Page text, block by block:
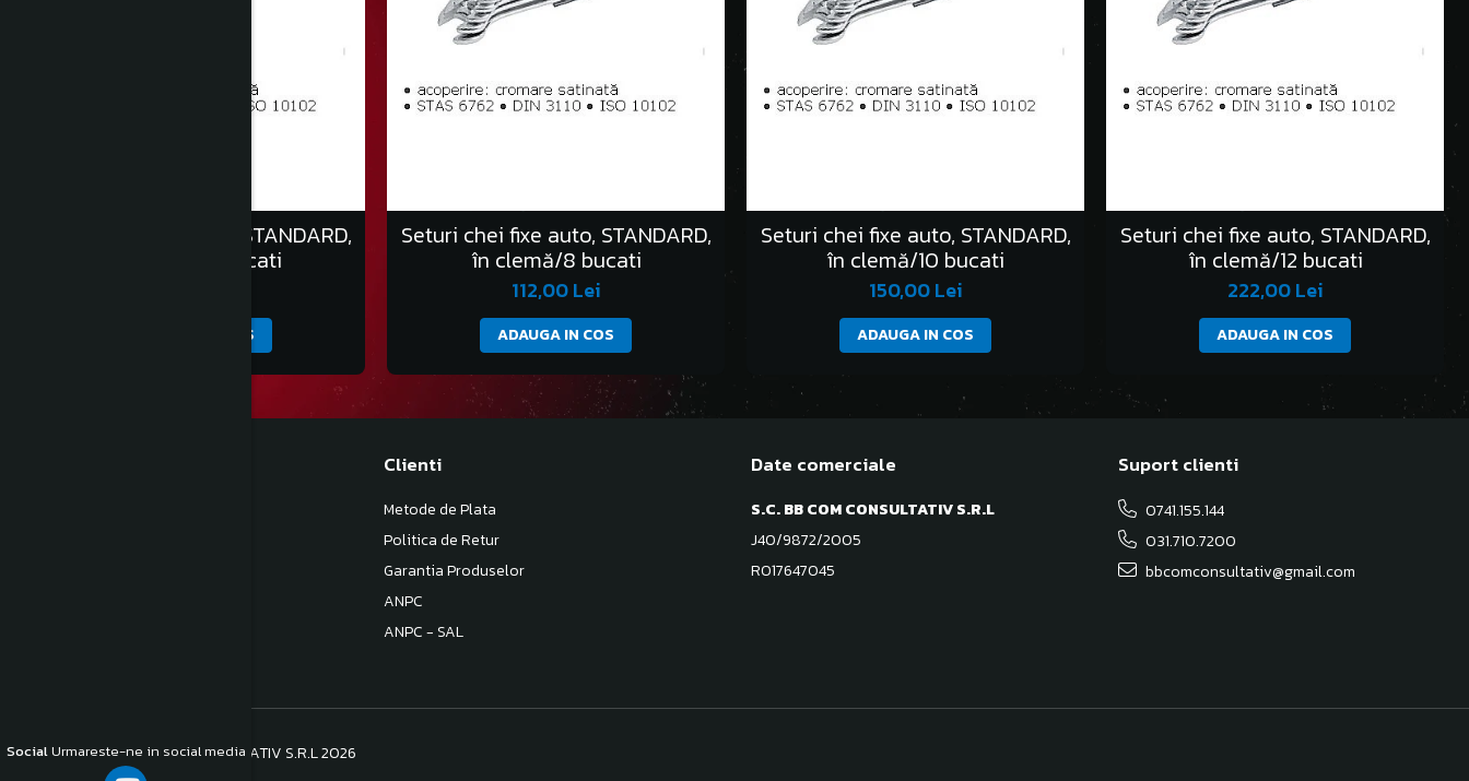
SocialUrmareste-ne in social media
Seturi chei fixe auto, STANDARD,
în clemă/6 bucati
ADAUGA IN COS
Seturi chei fixe auto, STANDARD,
în clemă/8 bucati
112,00 Lei
ADAUGA IN COS
Seturi chei fixe auto, STANDARD,
în clemă/10 bucati
150,00 Lei
ADAUGA IN COS
Seturi chei fixe auto, STANDARD,
în clemă/12 bucati
222,00 Lei
ADAUGA IN COS
Clienti
Metode de Plata
Politica de Retur
Garantia Produselor
ANPC
ANPC - SAL
Date comerciale
S.C. BB COM CONSULTATIV S.R.L
J40/9872/2005
RO17647045
Suport clienti
0741.155.144
031.710.7200
bbcomconsultativ@gmail.com
©Copyright S.C. BB COM CONSULTATIV S.R.L 2026
Platforma E-commerce by Gomag